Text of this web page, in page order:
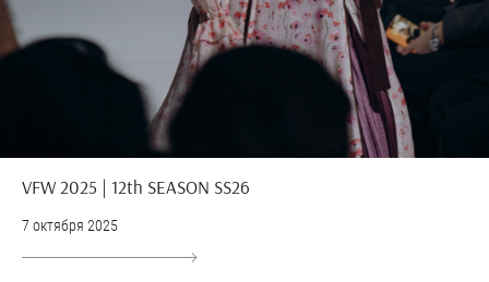
VFW 2025 | 12th SEASON SS26
7 октября 2025